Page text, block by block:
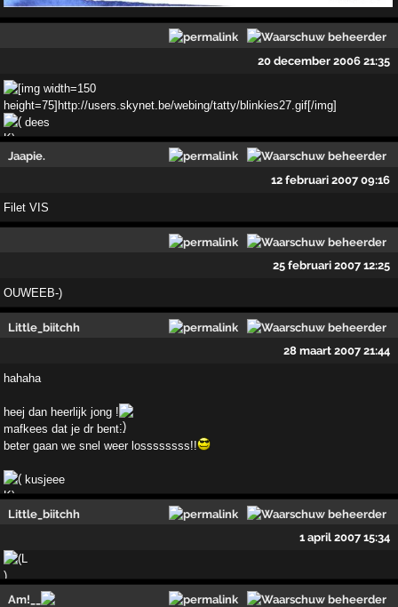
20 december 2006 21:35
dees
Jaapie.
12 februari 2007 09:16
Filet VIS
25 februari 2007 12:25
OUWEEB-)
Little_biitchh
28 maart 2007 21:44
hahaha
heej dan heerlijk jong !
mafkees dat je dr bent..
beter gaan we snel weer lossssssss!!
kusjeee
Little_biitchh
1 april 2007 15:34
Am!__